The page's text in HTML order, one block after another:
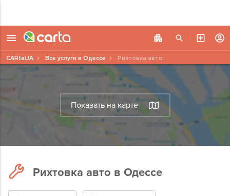
Показать на карте
CARtaUA Все услуги в Одессе Рихтовка авто
Рихтовка авто в Одессе